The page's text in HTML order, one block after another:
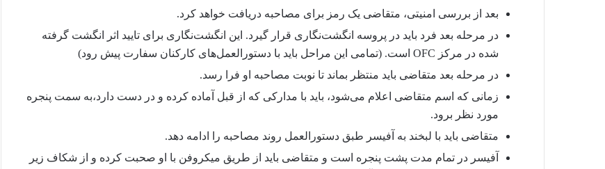
بعد از بررسی امنیتی، متقاضی یک رمز برای مصاحبه دریافت خواهد کرد.
در مرحله بعد فرد باید در پروسه انگشت‌نگاری قرار گیرد. این انگشت‌نگاری برای تایید اثر انگشت گرفته
شده در مرکز OFC است. (تمامی این مراحل باید با دستورالعمل‌های کارکنان سفارت پیش رود)
در مرحله بعد متقاضی باید منتظر بماند تا نوبت مصاحبه او فرا رسد.
زمانی که اسم متقاضی اعلام می‌شود، باید با مدارکی که از قبل آماده کرده و در دست دارد،‌به سمت پنجره
مورد نظر برود.
متقاضی باید با لبخند به آفیسر طبق دستورالعمل روند مصاحبه را ادامه دهد.
آفیسر در تمام مدت پشت پنجره است و متقاضی باید از طریق میکروفن با او صحبت کرده و از شکاف زیر